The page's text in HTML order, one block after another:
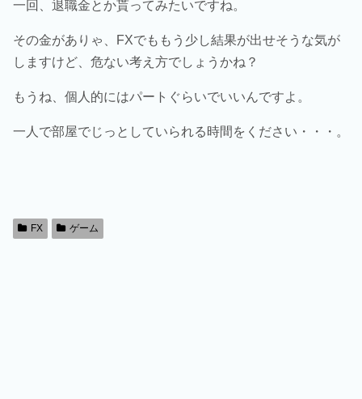
一回、退職金とか貰ってみたいですね。
その金がありゃ、FXでももう少し結果が出せそうな気が
しますけど、危ない考え方でしょうかね？
もうね、個人的にはパートぐらいでいいんですよ。
一人で部屋でじっとしていられる時間をください・・・。
FX ゲーム